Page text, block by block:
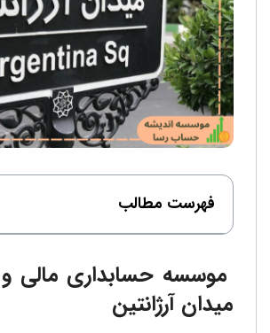
فهرست مطالب
موسسه حسابداری مالی و
میدان آرژانتین